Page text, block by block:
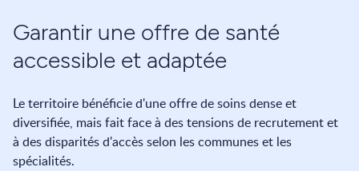
Garantir une offre de santé
accessible et adaptée
Le territoire bénéficie d'une offre de soins dense et
diversifiée, mais fait face à des tensions de recrutement et
à des disparités d'accès selon les communes et les
spécialités.